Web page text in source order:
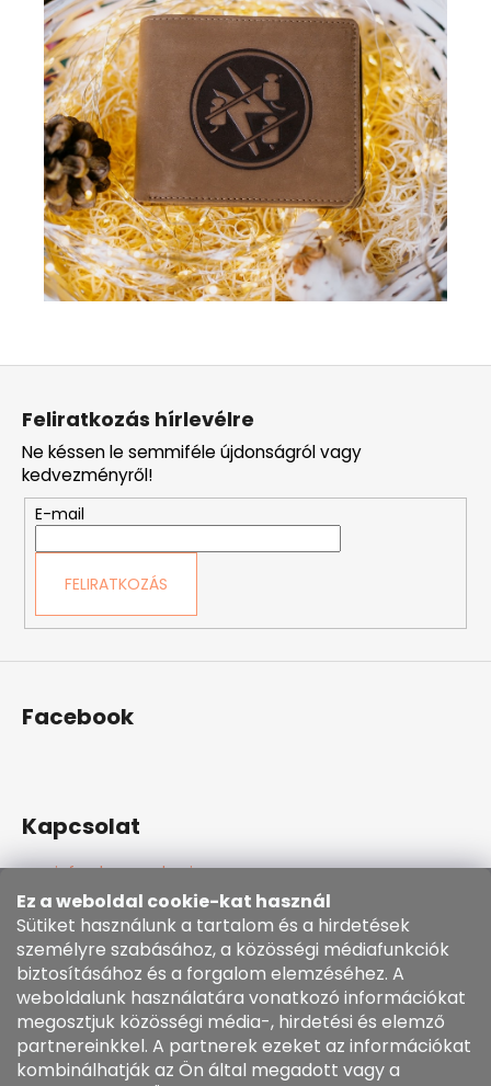
Ez a weboldal cookie-kat használ
Sütiket használunk a tartalom és a hirdetések
személyre szabásához, a közösségi médiafunkciók
biztosításához és a forgalom elemzéséhez. A
weboldalunk használatára vonatkozó információkat
megosztjuk közösségi média-, hirdetési és elemző
partnereinkkel. A partnerek ezeket az információkat
kombinálhatják az Ön által megadott vagy a
Feliratkozás hírlevélre
Ne késsen le semmiféle újdonságról vagy
kedvezményről!
E-mail
FELIRATKOZÁS
Facebook
Kapcsolat
info@kozenezbozi.com
381281747, 603225633
603225633
https://www.facebook.com/kozenezbozi/
Informace pro vás
Általános szerződési feltételek